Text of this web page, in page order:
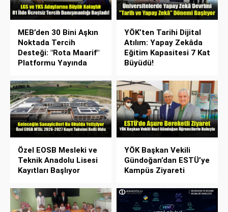
MEB’den 30 Bini Aşkın
Noktada Tercih
Desteği: "Rota Maarif"
Platformu Yayında
YÖK’ten Tarihi Dijital
Atılım: Yapay Zekâda
Eğitim Kapasitesi 7 Kat
Büyüdü!
Özel EOSB Mesleki ve
Teknik Anadolu Lisesi
Kayıtları Başlıyor
YÖK Başkan Vekili
Gündoğan’dan ESTÜ’ye
Kampüs Ziyareti